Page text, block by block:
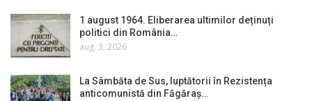
1 august 1964. Eliberarea ultimilor deținuți
politici din România…
aug. 3, 2026
La Sâmbăta de Sus, luptătorii în Rezistența
anticomunistă din Făgăraș…